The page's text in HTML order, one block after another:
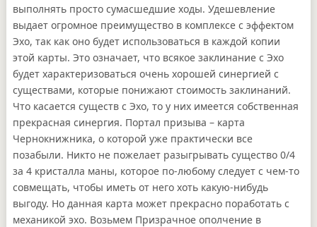
выполнять просто сумасшедшие ходы. Удешевление
выдает огромное преимущество в комплексе с эффектом
Эхо, так как оно будет использоваться в каждой копии
этой карты. Это означает, что всякое заклинание с Эхо
будет характеризоваться очень хорошей синергией с
существами, которые понижают стоимость заклинаний.
Что касается существ с Эхо, то у них имеется собственная
прекрасная синергия. Портал призыва – карта
Чернокнижника, о которой уже практически все
позабыли. Никто не пожелает разыгрывать существо 0/4
за 4 кристалла маны, которое по-любому следует с чем-то
совмещать, чтобы иметь от него хоть какую-нибудь
выгоду. Но данная карта может прекрасно поработать с
механикой эхо. Возьмем Призрачное ополчение в